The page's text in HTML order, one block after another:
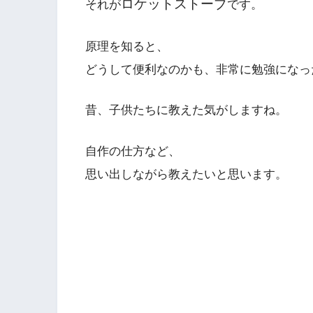
それが ロケットストーブです。
原理を知ると、
どうして便利なのかも、非常に勉強にな
昔、子供たちに教えた気がしますね。
自作の仕方など、
思い出しながら教えたいと思います。